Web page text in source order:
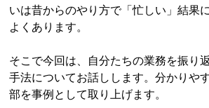
いは昔からのやり方で「忙しい」結果
よくあります。
そこで今回は、自分たちの業務を振り
手法についてお話しします。分かりや
部を事例として取り上げます。